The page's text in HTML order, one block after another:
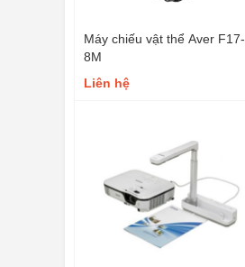
Máy chiếu vật thể Aver F17-
8M
Liên hệ